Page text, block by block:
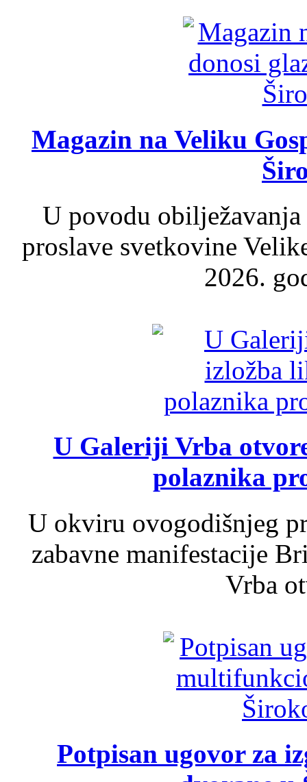
Magazin na Veliku
U povodu
proslave svetkovine
2026.
U Galeriji Vrba
polaznika
U okviru ovogodišnjeg
zabavne manifestacije
Vrba
Potpisan ugovor za